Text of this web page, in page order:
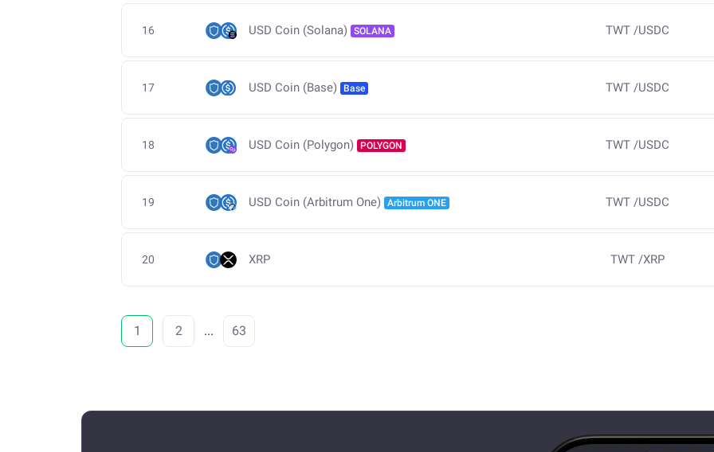
16 USD Coin (Solana) SOLANA TWT /USDC
17 USD Coin (Base) Base TWT /USDC
18 USD Coin (Polygon) POLYGON TWT /USDC
19 USD Coin (Arbitrum One) Arbitrum ONE TWT /USDC
20 XRP TWT /XRP
1 2 ... 63